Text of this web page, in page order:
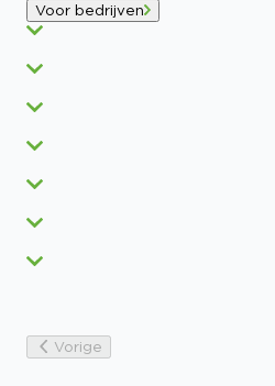
Voor bedrijven
Vorige